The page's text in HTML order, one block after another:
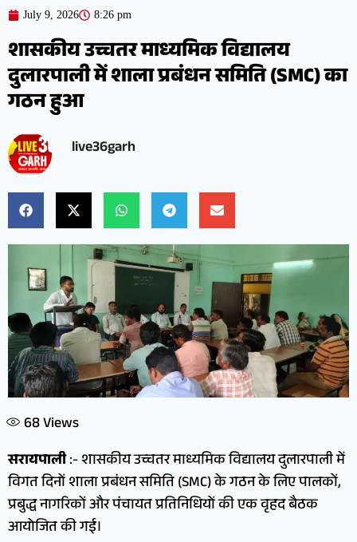
July 9, 2026 8:26 pm
शासकीय उच्चतर माध्यमिक विद्यालय
दुलारपाली में शाला प्रबंधन समिति (SMC) का
गठन हुआ
live36garh
68Views
सरायपाली:- शासकीय उच्चतर माध्यमिक विद्यालय दुलारपाली में
विगत दिनों शाला प्रबंधन समिति (SMC) के गठन के लिए पालकों,
प्रबुद्ध नागरिकों और पंचायत प्रतिनिधियों की एक वृहद बैठक
आयोजित की गई।